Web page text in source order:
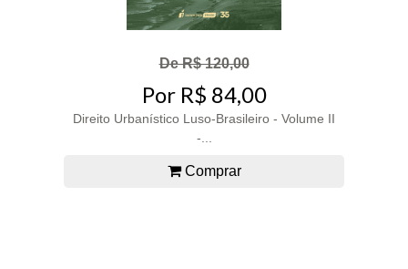
De R$ 120,00
Por R$ 84,00
Direito Urbanístico Luso-Brasileiro - Volume II
-...
Comprar